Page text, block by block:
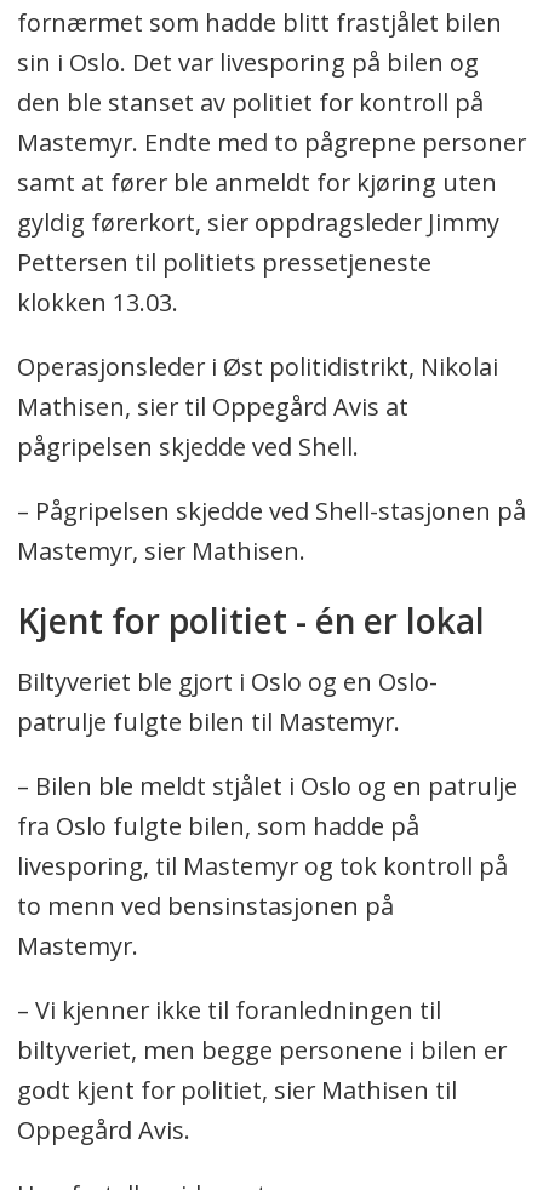
fornærmet som hadde blitt frastjålet bilen
sin i Oslo. Det var livesporing på bilen og
den ble stanset av politiet for kontroll på
Mastemyr. Endte med to pågrepne personer
samt at fører ble anmeldt for kjøring uten
gyldig førerkort, sier oppdragsleder Jimmy
Pettersen til politiets pressetjeneste
klokken 13.03.
Operasjonsleder i Øst politidistrikt, Nikolai
Mathisen, sier til Oppegård Avis at
pågripelsen skjedde ved Shell.
– Pågripelsen skjedde ved Shell-stasjonen på
Mastemyr, sier Mathisen.
Kjent for politiet - én er lokal
Biltyveriet ble gjort i Oslo og en Oslo-
patrulje fulgte bilen til Mastemyr.
– Bilen ble meldt stjålet i Oslo og en patrulje
fra Oslo fulgte bilen, som hadde på
livesporing, til Mastemyr og tok kontroll på
to menn ved bensinstasjonen på
Mastemyr.
– Vi kjenner ikke til foranledningen til
biltyveriet, men begge personene i bilen er
godt kjent for politiet, sier Mathisen til
Oppegård Avis.